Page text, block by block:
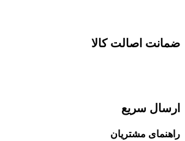
ضمانت اصالت کالا
ارسال سریع
راهنمای مشتریان